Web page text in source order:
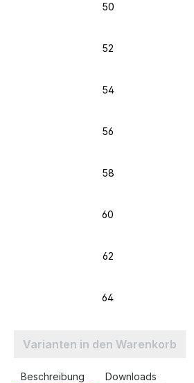
50
52
54
56
58
60
62
64
Varianten in den Warenkorb
Beschreibung Downloads